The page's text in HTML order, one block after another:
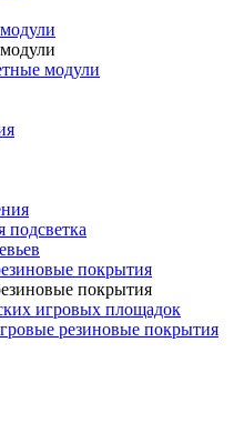
модули
подсветка
покрытия
покрытия
игровых площадок
резиновые покрытия